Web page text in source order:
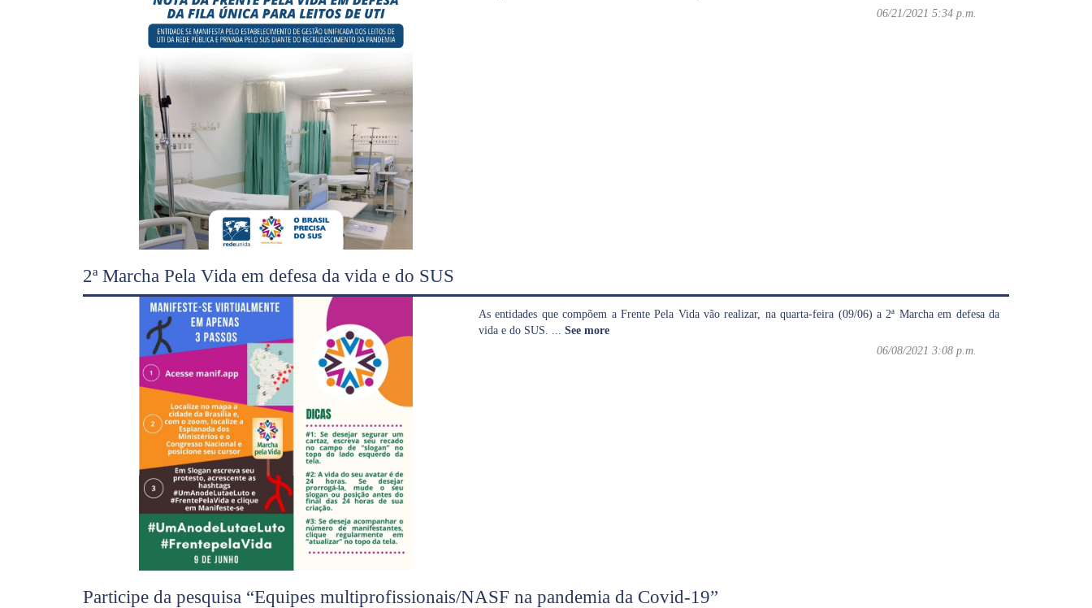
06/21/2021 5:34 p.m.
2ª Marcha Pela Vida em defesa da vida e do SUS
As entidades que compõem a Frente Pela Vida vão realizar, na quarta-feira (09/06) a 2ª Marcha em defesa da
vida e do SUS. ... See more
06/08/2021 3:08 p.m.
Participe da pesquisa “Equipes multiprofissionais/NASF na pandemia da Covid-19”